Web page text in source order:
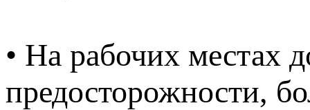
• На рабочих местах
предосторожности,